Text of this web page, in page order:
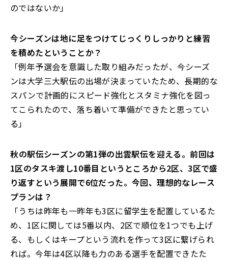
のではないか」
――今シーズンは地に足をつけてじっくりしっかりと練習
を積めたということか？
「例年予選会を意識した取り組みだったが、今シーズ
ンは大学三大駅伝の出場が決まっていたため、長期的な
スパンで計画的にスピード強化とスタミナ強化を図っ
てこられたので、落ち着いて準備ができたと思ってい
る」
――秋の駅伝シーズンの第1弾の出雲駅伝を迎える。前回は
1区のタスキ渡し10番目というところから2区、3区で盛
り返すという展開で6位だった。今回、理想的なレース
プランは？
「うちは昨年も一昨年も3区に留学生を配置しているた
め、1区に関しては5番以内、2区で順位を1つでも上げ
る、もしくはキープという流れを作って3区に繋げられ
れば。今年は4区以降も力のある選手を配置できたた